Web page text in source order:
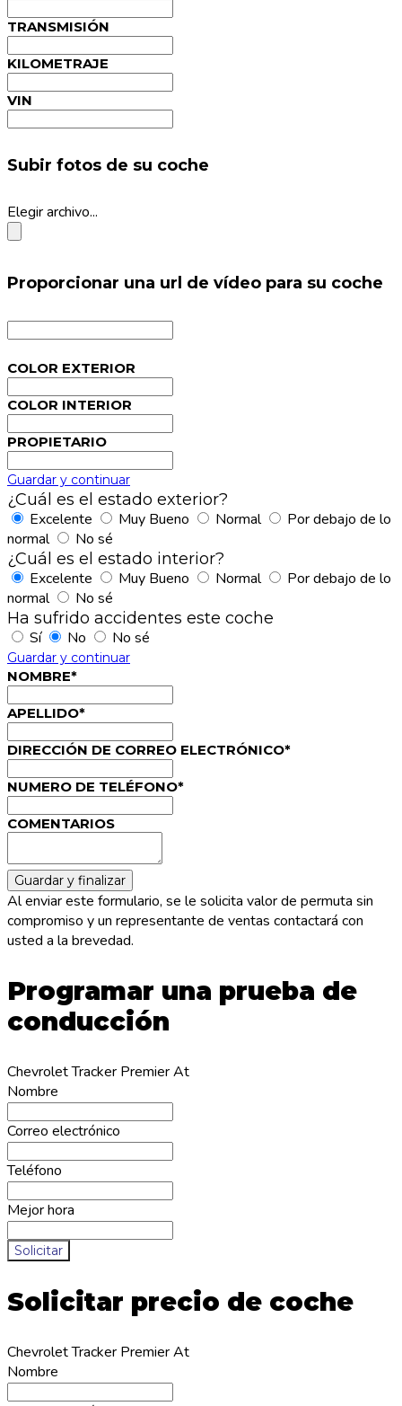
TRANSMISIÓN
KILOMETRAJE
VIN
Subir fotos de su coche
Elegir archivo...
Proporcionar una url de vídeo para su coche
COLOR EXTERIOR
COLOR INTERIOR
PROPIETARIO
Guardar y continuar
¿Cuál es el estado exterior?
Excelente
Muy Bueno Normal
Por debajo de lo
normal
No sé
¿Cuál es el estado interior?
Excelente
Muy Bueno Normal
Por debajo de lo
normal
No sé
Ha sufrido accidentes este coche
Sí
No No sé
Guardar y continuar
NOMBRE*
APELLIDO*
DIRECCIÓN DE CORREO ELECTRÓNICO*
NUMERO DE TELÉFONO*
COMENTARIOS
Al enviar este formulario, se le solicita valor de permuta sin
compromiso y un representante de ventas contactará con
usted a la brevedad.
Programar una prueba de
conducción
Chevrolet Tracker Premier At
Nombre
Correo electrónico
Teléfono
Mejor hora
Solicitar
Solicitar precio de coche
Chevrolet Tracker Premier At
Nombre